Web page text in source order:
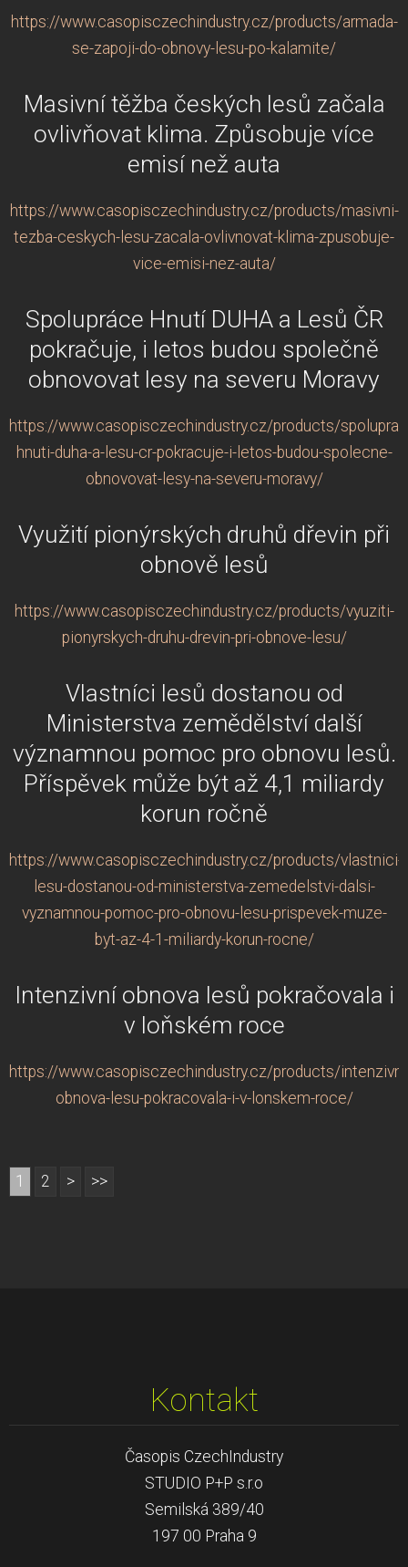
https://www.casopisczechindustry.cz/products/armada-
se-zapoji-do-obnovy-lesu-po-kalamite/
Masivní těžba českých lesů začala
ovlivňovat klima. Způsobuje více
emisí než auta
https://www.casopisczechindustry.cz/products/masivni-
tezba-ceskych-lesu-zacala-ovlivnovat-klima-zpusobuje-
vice-emisi-nez-auta/
Spolupráce Hnutí DUHA a Lesů ČR
pokračuje, i letos budou společně
obnovovat lesy na severu Moravy
https://www.casopisczechindustry.cz/products/
hnuti-duha-a-lesu-cr-pokracuje-i-letos-budou-spolecne-
obnovovat-lesy-na-severu-moravy/
Využití pionýrských druhů dřevin při
obnově lesů
https://www.casopisczechindustry.cz/products/vyuziti-
pionyrskych-druhu-drevin-pri-obnove-lesu/
Vlastníci lesů dostanou od
Ministerstva zemědělství další
významnou pomoc pro obnovu lesů.
Příspěvek může být až 4,1 miliardy
korun ročně
https://www.casopisczechindustry.cz/products/vlastnici-
lesu-dostanou-od-ministerstva-zemedelstvi-dalsi-
vyznamnou-pomoc-pro-obnovu-lesu-prispevek-muze-
byt-az-4-1-miliardy-korun-rocne/
Intenzivní obnova lesů pokračovala i
v loňském roce
https://www.casopisczechindustry.cz/products/
obnova-lesu-pokracovala-i-v-lonskem-roce/
1 2 > >>
Kontakt
Časopis CzechIndustry
STUDIO P+P s.r.o
Semilská 389/40
197 00 Praha 9